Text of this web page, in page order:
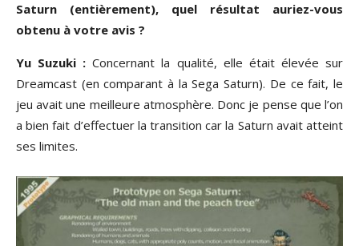
Saturn (entièrement), quel résultat auriez-vous
obtenu à votre avis ?
Yu Suzuki : Concernant la qualité, elle était élevée sur
Dreamcast (en comparant à la Sega Saturn). De ce fait, le
jeu avait une meilleure atmosphère. Donc je pense que l’on
a bien fait d’effectuer la transition car la Saturn avait atteint
ses limites.